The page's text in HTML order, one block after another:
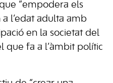
“empodera els
l’edat adulta amb
en la societat del
que fa a l’àmbit polític